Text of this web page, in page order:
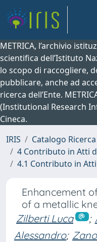
METRICA, l’archivio
scientifica dell’Istituto
lo scopo di raccogliere,
pubblicare, anche ad
ricerca dell’Ente.
(Institutional Research
Cineca.
IRIS
Catalogo Ricerca
4 Contributo in Atti
4.1 Contributo in
Enhancement
of a metallic
Zilberti Luca
;
Alessandro;